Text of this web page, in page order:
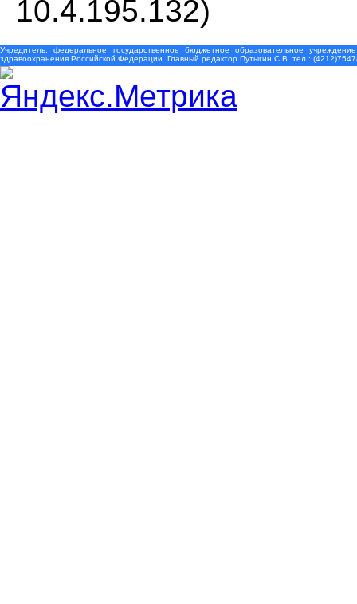
10.4.195.132)
Учредитель: федеральное государственное бюджетное образовательное
здравоохранения Российской Федерации. Главный редактор Путыгин С.В. тел.: